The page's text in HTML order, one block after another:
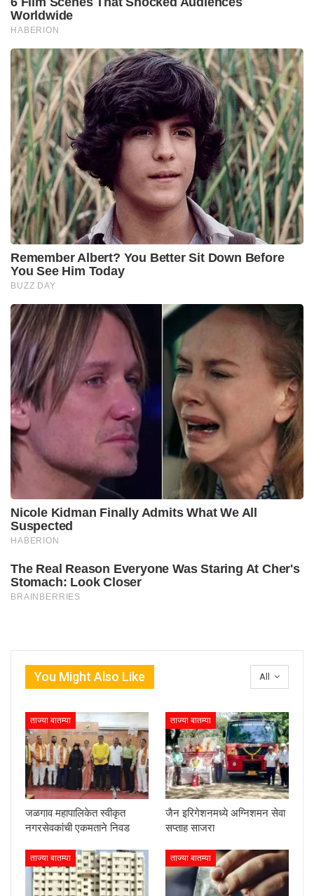
All
You Might Also Like
ताज्या बातम्या
जळगाव महापालिकेत स्वीकृत
नगरसेवकांची एकमताने निवड
ताज्या बातम्या
जैन इरिगेशनमध्ये अग्निशमन सेवा
सप्ताह साजरा
ताज्या बातम्या ताज्या बातम्या